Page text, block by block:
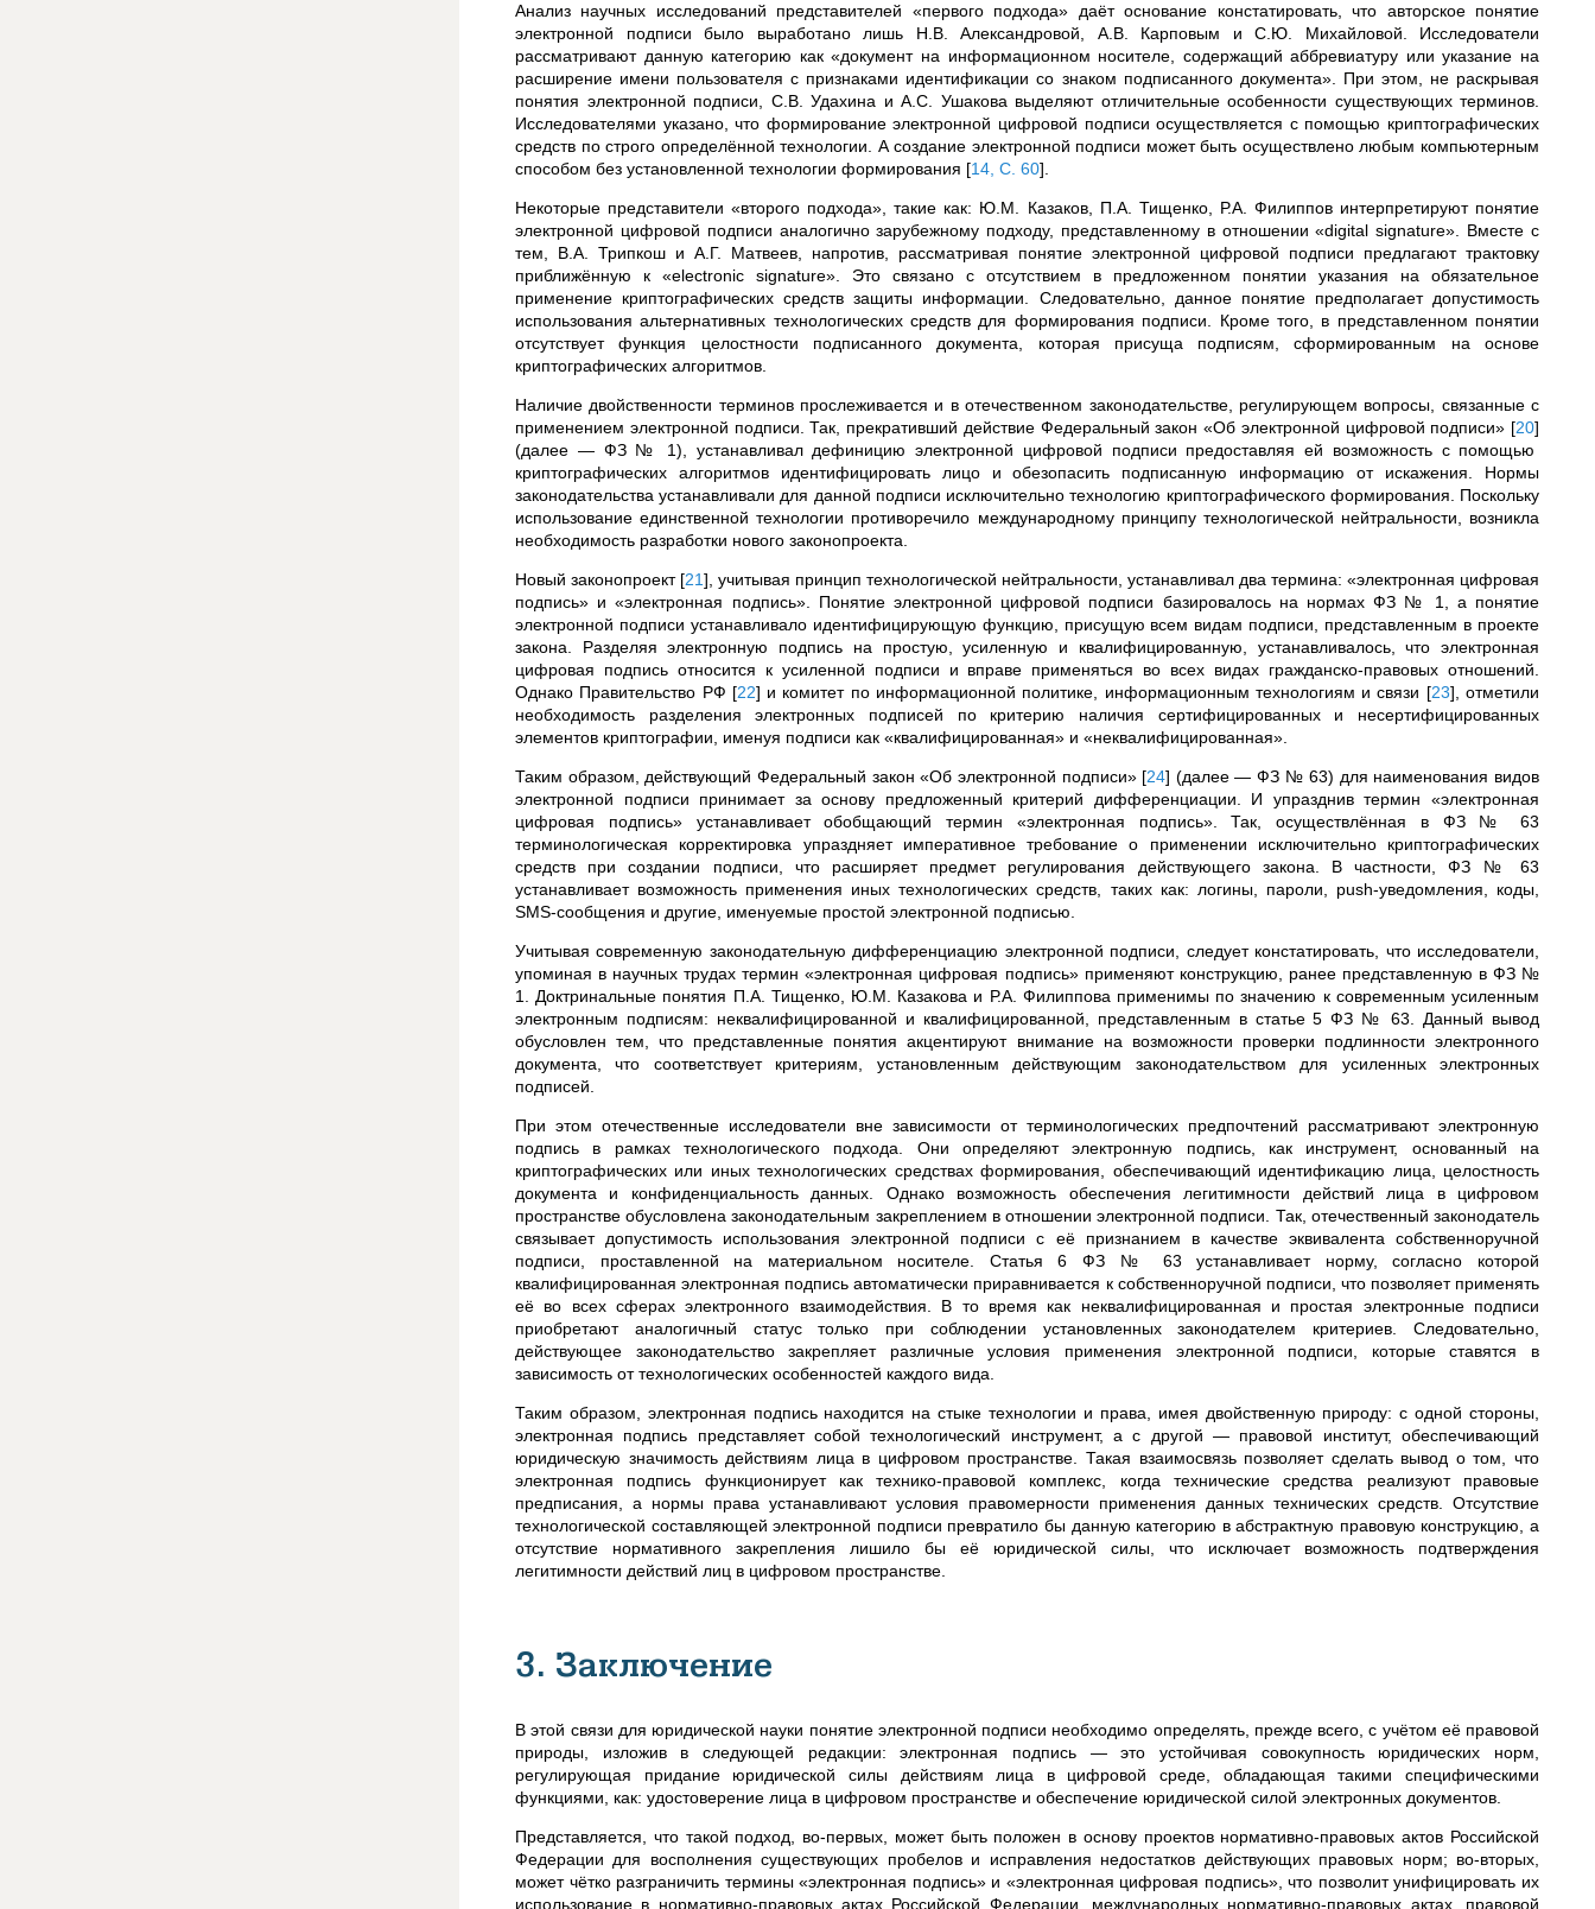
Анализ научных исследований представителей «первого подхода» даёт основание констатировать, что авторское понятие
электронной подписи было выработано лишь Н.В. Александровой, А.В. Карповым и С.Ю. Михайловой. Исследователи
рассматривают данную категорию как «документ на информационном носителе, содержащий аббревиатуру или указание на
расширение имени пользователя с признаками идентификации со знаком подписанного документа». При этом, не раскрывая
понятия электронной подписи, С.В. Удахина и А.С. Ушакова выделяют отличительные особенности существующих терминов.
Исследователями указано, что формирование электронной цифровой подписи осуществляется с помощью криптографических
средств по строго определённой технологии. А создание электронной подписи может быть осуществлено любым компьютерным
способом без установленной технологии формирования [14, С. 60]
Некоторые представители «второго подхода», такие как: Ю.М. Казаков, П.А. Тищенко, Р.А. Филиппов интерпретируют понятие
электронной цифровой подписи аналогично зарубежному подходу, представленному в отношении «digital signature». Вместе с
тем, В.А. Трипкош и А.Г. Матвеев, напротив, рассматривая понятие электронной цифровой подписи предлагают трактовку
приближённую к «electronic signature». Это связано с отсутствием в предложенном понятии указания на обязательное
применение криптографических средств защиты информации. Следовательно, данное понятие предполагает допустимость
использования альтернативных технологических средств для формирования подписи. Кроме того, в представленном понятии
отсутствует функция целостности подписанного документа, которая присуща подписям, сформированным на основе
криптографических алгоритмов.
Наличие двойственности терминов прослеживается и в отечественном законодательстве, регулирующем вопросы, связанные с
применением электронной подписи. Так, прекративший действие Федеральный закон «Об электронной цифровой подписи» [20]
(далее — ФЗ № 1), устанавливал дефиницию электронной цифровой подписи предоставляя ей возможность с помощью
криптографических алгоритмов идентифицировать лицо и обезопасить подписанную информацию от искажения. Нормы
законодательства устанавливали для данной подписи исключительно технологию криптографического формирования. Поскольку
использование единственной технологии противоречило международному принципу технологической нейтральности, возникла
необходимость разработки нового законопроекта.
Новый законопроект [21] , учитывая принцип технологической нейтральности, устанавливал два термина: «электронная цифровая
подпись» и «электронная подпись». Понятие электронной цифровой подписи базировалось на нормах ФЗ № 1, а понятие
электронной подписи устанавливало идентифицирующую функцию, присущую всем видам подписи, представленным в проекте
закона. Разделяя электронную подпись на простую, усиленную и квалифицированную, устанавливалось, что электронная
цифровая подпись относится к усиленной подписи и вправе применяться во всех видах гражданско-правовых отношений.
Однако Правительство РФ [22] и комитет по информационной политике, информационным технологиям и связи [23] , отметили
необходимость разделения электронных подписей по критерию наличия сертифицированных и несертифицированных
элементов криптографии, именуя подписи как «квалифицированная» и «неквалифицированная».
Таким образом, действующий Федеральный закон «Об электронной подписи» [24] (далее— ФЗ № 63) для наименования видов
электронной подписи принимает за основу предложенный критерий дифференциации. И упразднив термин «электронная
цифровая подпись» устанавливает обобщающий термин «электронная подпись». Так, осуществлённая в ФЗ № 63
терминологическая корректировка упраздняет императивное требование о применении исключительно криптографических
средств при создании подписи, что расширяет предмет регулирования действующего закона. В частности, ФЗ № 63
устанавливает возможность применения иных технологических средств, таких как: логины, пароли, push-уведомления, коды,
SMS-сообщения и другие, именуемые простой электронной подписью.
Учитывая современную законодательную дифференциацию электронной подписи, следует констатировать, что исследователи,
упоминая в научных трудах термин «электронная цифровая подпись» применяют конструкцию, ранее представленную в ФЗ №
1. Доктринальные понятия П.А. Тищенко, Ю.М. Казакова и Р.А. Филиппова применимы по значению к современным усиленным
электронным подписям: неквалифицированной и квалифицированной, представленным в статье 5 ФЗ № 63. Данный вывод
обусловлен тем, что представленные понятия акцентируют внимание на возможности проверки подлинности электронного
документа, что соответствует критериям, установленным действующим законодательством для усиленных электронных
подписей.
При этом отечественные исследователи вне зависимости от терминологических предпочтений рассматривают электронную
подпись в рамках технологического подхода. Они определяют электронную подпись, как инструмент, основанный на
криптографических или иных технологических средствах формирования, обеспечивающий идентификацию лица, целостность
документа и конфиденциальность данных. Однако возможность обеспечения легитимности действий лица в цифровом
пространстве обусловлена законодательным закреплением в отношении электронной подписи. Так, отечественный законодатель
связывает допустимость использования электронной подписи с её признанием в качестве эквивалента собственноручной
подписи, проставленной на материальном носителе. Статья 6 ФЗ № 63устанавливает норму, согласно которой
квалифицированная электронная подпись автоматически приравнивается к собственноручной подписи, что позволяет применять
её во всех сферах электронного взаимодействия. В то время как неквалифицированная и простая электронные подписи
приобретают аналогичный статус только при соблюдении установленных законодателем критериев. Следовательно,
действующее законодательство закрепляет различные условия применения электронной подписи, которые ставятся в
зависимость от технологических особенностей каждого вида.
Таким образом, электронная подпись находится на стыке технологии и права, имея двойственную природу: с одной стороны,
электронная подпись представляет собой технологический инструмент, а с другой — правовой институт, обеспечивающий
юридическую значимость действиям лица в цифровом пространстве. Такая взаимосвязь позволяет сделать вывод о том, что
электронная подпись функционирует как технико-правовой комплекс, когда технические средства реализуют правовые
предписания, а нормы права устанавливают условия правомерности применения данных технических средств. Отсутствие
технологической составляющей электронной подписи превратило бы данную категорию в абстрактную правовую конструкцию, а
отсутствие нормативного закрепления лишило бы её юридической силы, что исключает возможность подтверждения
легитимности действий лиц в цифровом пространстве.
3. Заключение
В этой связи для юридической науки понятие электронной подписи необходимо определять, прежде всего, с учётом её правовой
природы, изложив в следующей редакции: электронная подпись —это устойчивая совокупность юридических норм,
регулирующая придание юридической силы действиям лица в цифровой среде, обладающая такими специфическими
функциями, как: удостоверение лица в цифровом пространстве и обеспечение юридической силой электронных документов.
Представляется, что такой подход, во-первых, может быть положен в основу проектов нормативно-правовых актов Российской
Федерации для восполнения существующих пробелов и исправления недостатков действующих правовых норм; во-вторых,
может чётко разграничить термины «электронная подпись» и «электронная цифровая подпись», что позволит унифицировать их
использование в нормативно-правовых актах Российской Федерации, международных нормативно-правовых актах, правовой